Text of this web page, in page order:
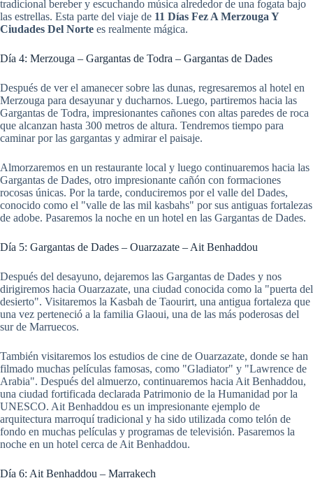
tradicional bereber y escuchando música alrededor de una fogata bajo
las estrellas. Esta parte del viaje de 11 Días Fez A Merzouga Y
Ciudades Del Norte es realmente mágica.
Día 4: Merzouga – Gargantas de Todra – Gargantas de Dades
Después de ver el amanecer sobre las dunas, regresaremos al hotel en
Merzouga para desayunar y ducharnos. Luego, partiremos hacia las
Gargantas de Todra, impresionantes cañones con altas paredes de roca
que alcanzan hasta 300 metros de altura. Tendremos tiempo para
caminar por las gargantas y admirar el paisaje.
Almorzaremos en un restaurante local y luego continuaremos hacia las
Gargantas de Dades, otro impresionante cañón con formaciones
rocosas únicas. Por la tarde, conduciremos por el valle del Dades,
conocido como el "valle de las mil kasbahs" por sus antiguas fortalezas
de adobe. Pasaremos la noche en un hotel en las Gargantas de Dades.
Día 5: Gargantas de Dades – Ouarzazate – Ait Benhaddou
Después del desayuno, dejaremos las Gargantas de Dades y nos
dirigiremos hacia Ouarzazate, una ciudad conocida como la "puerta del
desierto". Visitaremos la Kasbah de Taourirt, una antigua fortaleza que
una vez perteneció a la familia Glaoui, una de las más poderosas del
sur de Marruecos.
También visitaremos los estudios de cine de Ouarzazate, donde se han
filmado muchas películas famosas, como "Gladiator" y "Lawrence de
Arabia". Después del almuerzo, continuaremos hacia Ait Benhaddou,
una ciudad fortificada declarada Patrimonio de la Humanidad por la
UNESCO. Ait Benhaddou es un impresionante ejemplo de
arquitectura marroquí tradicional y ha sido utilizada como telón de
fondo en muchas películas y programas de televisión. Pasaremos la
noche en un hotel cerca de Ait Benhaddou.
Día 6: Ait Benhaddou – Marrakech